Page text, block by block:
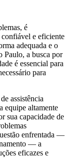
é
confiável e eficiente
adequada e o
Paulo, a busca por
é essencial para
para
assistência
equipe altamente
sua capacidade de
enfrentada —
— a
eficazes e